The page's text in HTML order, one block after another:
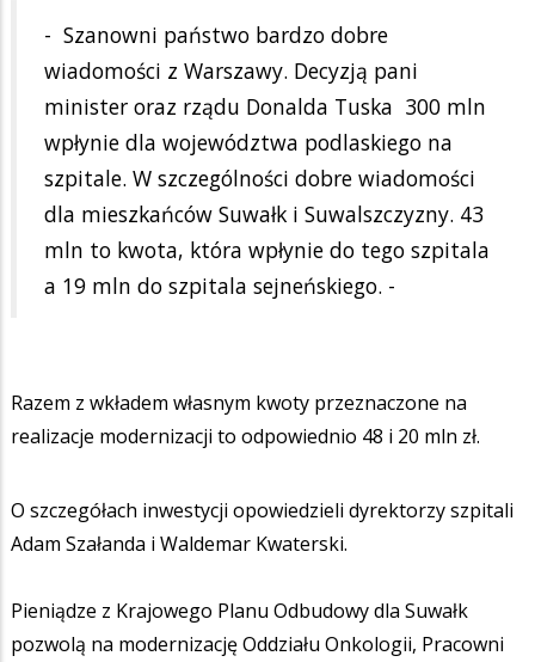
- Szanowni państwo bardzo dobre
wiadomości z Warszawy. Decyzją pani
minister oraz rządu Donalda Tuska 300 mln
wpłynie dla województwa podlaskiego na
szpitale. W szczególności dobre wiadomości
dla mieszkańców Suwałk i Suwalszczyzny. 43
mln to kwota, która wpłynie do tego szpitala
a 19 mln do szpitala sejneńskiego. -
Razem z wkładem własnym kwoty przeznaczone na
realizacje modernizacji to odpowiednio 48 i 20 mln zł.
O szczegółach inwestycji opowiedzieli dyrektorzy szpitali
Adam Szałanda i Waldemar Kwaterski.
Pieniądze z Krajowego Planu Odbudowy dla Suwałk
pozwolą na modernizację Oddziału Onkologii, Pracowni